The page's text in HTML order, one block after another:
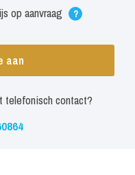
op aanvraag ?
aan
telefonisch contact?